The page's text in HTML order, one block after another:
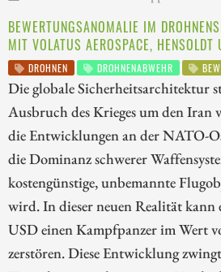
BEWERTUNGSANOMALIE IM
MIT VOLATUS AEROSPACE, HENSOLDT
DROHNEN DROHNENABWEHR
Die globale Sicherheitsarchitektur
Ausbruch des Krieges um den Iran
die Entwicklungen an der NATO-
die Dominanz schwerer
kostengünstige, unbemannte
wird. In dieser neuen Realität
USD einen Kampfpanzer im Wert
zerstören. Diese Entwicklung